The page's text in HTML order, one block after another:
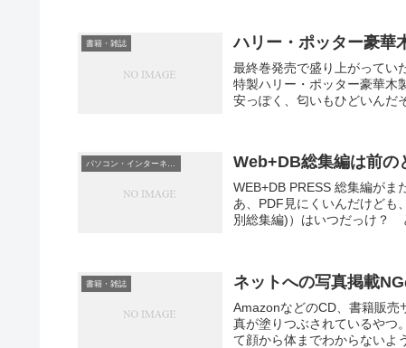
書籍・雑誌 ハリー・ポッター豪華
最終巻発売で盛り上がってい
特製ハリー・ポッター豪華
安っぽく、匂いもひどいん
パソコン・インターネット Web+DB総集編は前の
WEB+DB PRESS 総集編がま
あ、PDF見にくいんだけども
別総集編)）はいつだっけ？
書籍・雑誌 ネットへの写真掲載
AmazonなどのCD、書籍販売
真が塗りつぶされているやつ
て顔から体までわからないよ